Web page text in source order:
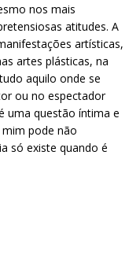
nos mais
atitudes. A
artísticas,
artes plásticas, na
aquilo onde se
ou no espectador
uma questão íntima e
pode não
só existe quando é